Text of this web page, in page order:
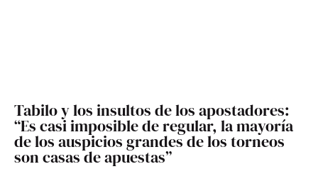
Tabilo y los insultos de los apostadores:
“Es casi imposible de regular, la mayoría
de los auspicios grandes de los torneos
son casas de apuestas”